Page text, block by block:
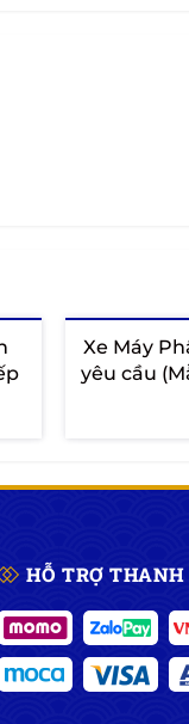
Xe Máy
yêu cầu
Đặt
HỖ TRỢ